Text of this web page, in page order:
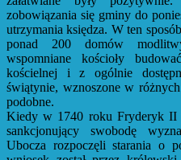
zobowiązania się gminy do
utrzymania księdza. W ten
ponad 200 domów
wspomniane kościoły
kościelnej i z ogólnie
świątynie, wznoszone w
podobne.
Kiedy w 1740 roku Fryderyk II
sankcjonujący swobodę
Ubocza rozpoczęli starania o